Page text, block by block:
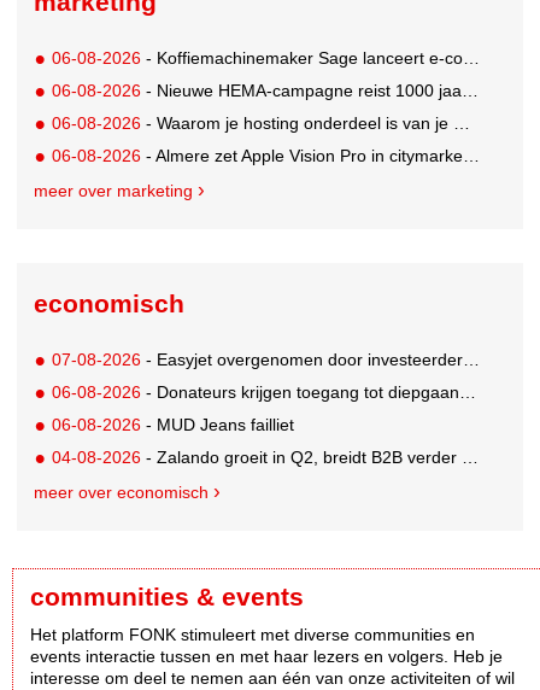
06-08-2026 - Koffiemachinemaker Sage lanceert e-commerceplatform voor koffieliefhebbers
06-08-2026 - Nieuwe HEMA-campagne reist 1000 jaar terug in de tijd naar 'Hemastein'
06-08-2026 - Waarom je hosting onderdeel is van je merkstrategie
06-08-2026 - Almere zet Apple Vision Pro in citymarketing
meer over marketing
economisch
07-08-2026 - Easyjet overgenomen door investeerder Apollo
06-08-2026 - Donateurs krijgen toegang tot diepgaandere informatie over goede doelen
06-08-2026 - MUD Jeans failliet
04-08-2026 - Zalando groeit in Q2, breidt B2B verder uit en innoveert met AI
meer over economisch
communities & events
Het platform FONK stimuleert met diverse communities en
events interactie tussen en met haar lezers en volgers. Heb je
interesse om deel te nemen aan één van onze activiteiten of wil